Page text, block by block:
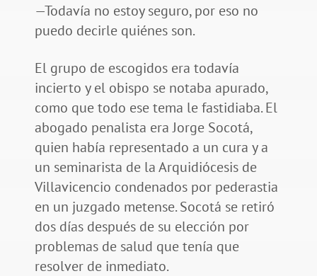
—Todavía no estoy seguro, por eso no
puedo decirle quiénes son.
El grupo de escogidos era todavía
incierto y el obispo se notaba apurado,
como que todo ese tema le fastidiaba. El
abogado penalista era Jorge Socotá,
quien había representado a un cura y a
un seminarista de la Arquidiócesis de
Villavicencio condenados por pederastia
en un juzgado metense. Socotá se retiró
dos días después de su elección por
problemas de salud que tenía que
resolver de inmediato.